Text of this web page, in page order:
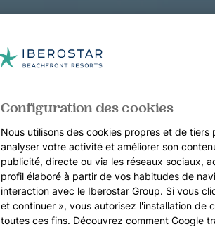
Configuration des cookies
Nous utilisons des cookies propres et de
analyser votre activité et améliorer son
publicité, directe ou via les réseaux sociaux,
profil élaboré à partir de vos habitudes de
interaction avec le Iberostar Group. Si vous
et continuer », vous autorisez l'installation de
toutes ces fins. Découvrez comment Google